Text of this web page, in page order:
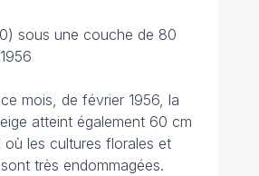
sous une couche de 80
mois, de février 1956, la
atteint également 60 cm
où les cultures florales et
très endommagées.